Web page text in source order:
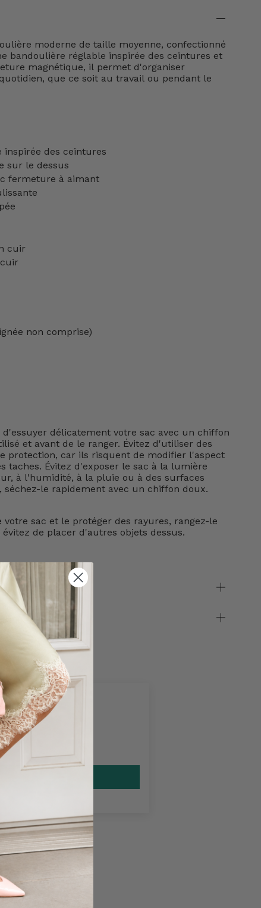
moderne de taille moyenne, confectionné
bandoulière réglable inspirée des ceintures et
magnétique, il permet d'organiser
que ce soit au travail ou pendant le
inspirée des ceintures
sur le dessus
fermeture à aimant
cuir
non comprise)
délicatement votre sac avec un chiffon
et avant de le ranger. Évitez d'utiliser des
protection, car ils risquent de modifier l'aspect
taches. Évitez d'exposer le sac à la lumière
à l'humidité, à la pluie ou à des surfaces
séchez-le rapidement avec un chiffon doux.
sac et le protéger des rayures, rangez-le
de placer d'autres objets dessus.